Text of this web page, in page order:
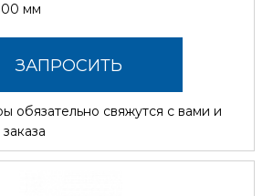
мм
ЗАПРОСИТЬ
СТОИМОСТЬсвяжутся с вами и